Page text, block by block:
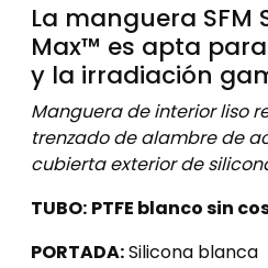
La manguera SFM
Max™ es apta
y la irradiación
Manguera de interior liso
trenzado de alambre de
cubierta exterior de
TUBO: PTFE blanco sin
PORTADA:Silicona blanca